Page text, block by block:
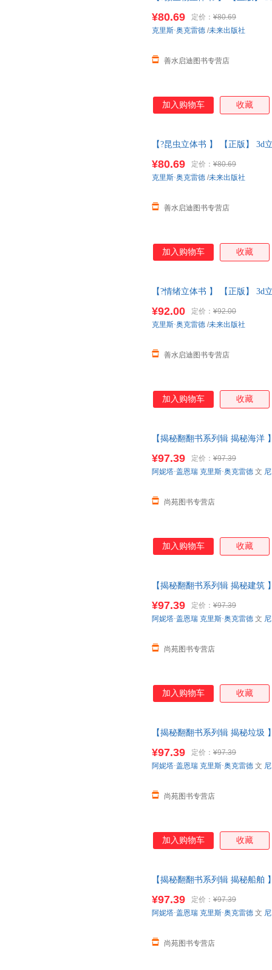
系客服】
¥80.69 定价： ¥80.69
善水启迪图书专营店
克里斯·奥克雷德 /未来出版社
加入购物车 收藏
【?昆虫立体书 】 【正版】 3d
系客服】
¥80.69 定价： ¥80.69
善水启迪图书专营店
克里斯·奥克雷德 /未来出版社
加入购物车 收藏
【?情绪立体书 】 【正版】 3d
系客服】
¥92.00 定价： ¥92.00
善水启迪图书专营店
克里斯·奥克雷德 /未来出版社
加入购物车 收藏
【揭秘翻翻书系列辑 揭秘海洋
【让您无忧购物】
¥97.39 定价： ¥97.39
尚苑图书专营店
阿妮塔·盖恩瑞 克里斯·奥克雷德 文
加入购物车 收藏
【揭秘翻翻书系列辑 揭秘建筑
【让您无忧购物】
¥97.39 定价： ¥97.39
尚苑图书专营店
阿妮塔·盖恩瑞 克里斯·奥克雷德 文
加入购物车 收藏
【揭秘翻翻书系列辑 揭秘垃圾
【让您无忧购物】
¥97.39 定价： ¥97.39
尚苑图书专营店
阿妮塔·盖恩瑞 克里斯·奥克雷德 文
加入购物车 收藏
【揭秘翻翻书系列辑 揭秘船舶
【让您无忧购物】
¥97.39 定价： ¥97.39
尚苑图书专营店
阿妮塔·盖恩瑞 克里斯·奥克雷德 文